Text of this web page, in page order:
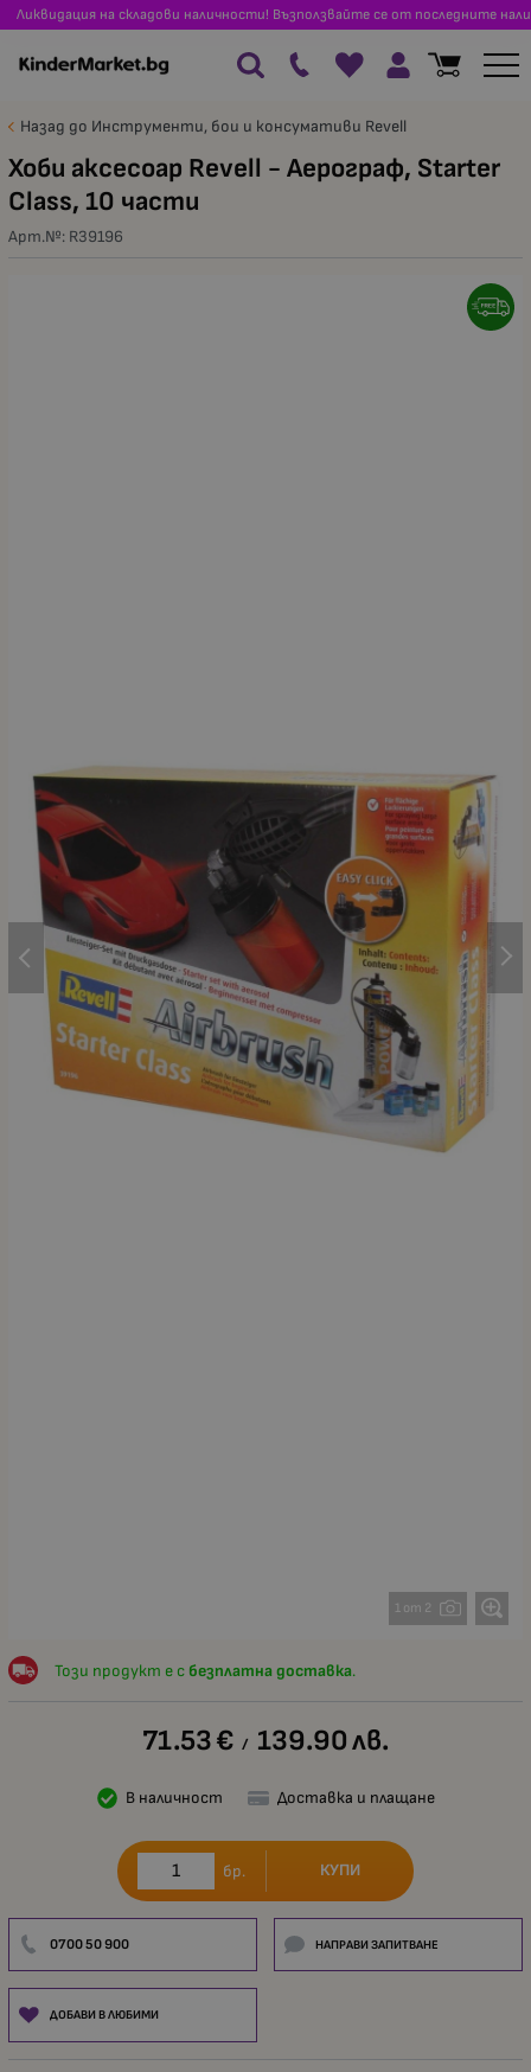
Ликвидация на складови наличности! Възползвайте се от последните
Назад до Инструменти, бои и консумативи Revell
Хоби аксесоар Revell - Аерограф, Starter
Class, 10 части
Арт.№: R39196
1 от 2
Този продукт е с безплатна доставка.
71.53€ / 139.90лв.
В наличност Доставка и плащане
бр. КУПИ
0700 50 900 НАПРАВИ ЗАПИТВАНЕ
ДОБАВИ В ЛЮБИМИ